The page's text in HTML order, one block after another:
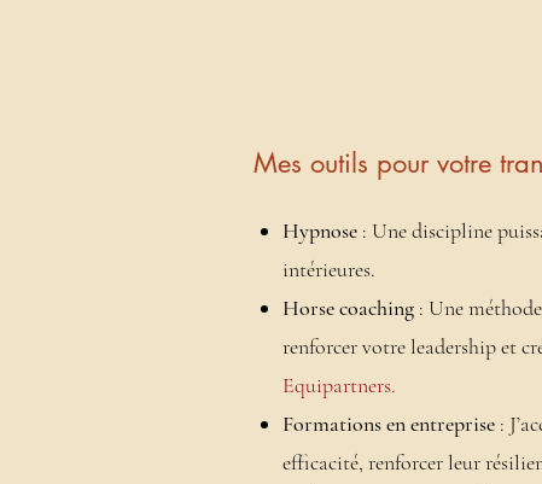
Mes outils pour votre
Hypnose : Une discipline
intérieures.
Horse coaching : Une
renforcer votre leadership et
Equipartners.
Formations en entreprise :
efficacité, renforcer leur